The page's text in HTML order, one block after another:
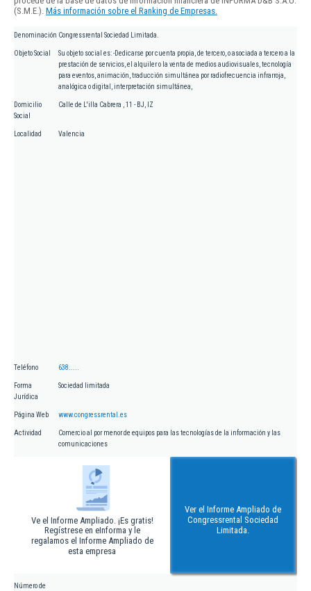
(S.M.E.). Más información sobre el Ranking de Empresas.
Denominación Congressrental Sociedad Limitada.
Objeto Social
Su objeto social es: -Dedicarse por cuenta propia, de tercero, o asociada a tercero a la
prestación de servicios, el alquiler o la venta de medios audiovisuales, tecnología
para eventos, animación, traducción simultánea por radiofrecuencia infrarroja,
analógica o digital, interpretación simultánea,
Domicilio
Social
Calle de L'illa Cabrera , 11 - BJ, IZ
Localidad Valencia
Teléfono 638.....
Forma
Jurídica
Sociedad limitada
Página Web www.congressrental.es
Actividad
Comercio al por menor de equipos para las tecnologías de la información y las
comunicaciones
Ve el Informe Ampliado. ¡Es gratis!
Regístrese en eInforma y le
regalamos el Informe Ampliado de
esta empresa
Ver el Informe Ampliado de
Congressrental Sociedad
Limitada.
Número de